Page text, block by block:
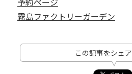
霧島ファクトリーガーデン
この記事をシェ